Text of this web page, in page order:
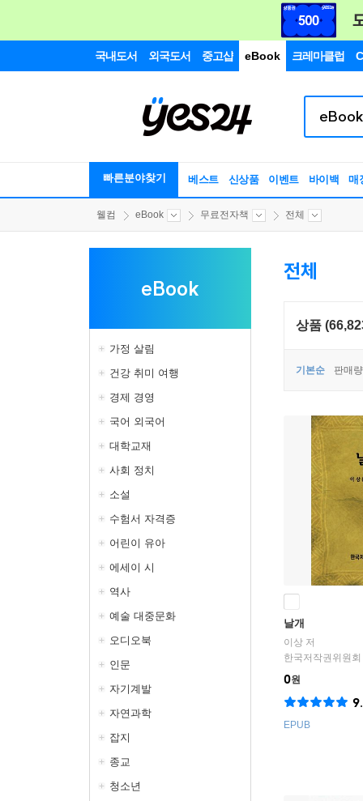
국내도서 외국도서 중고샵 eBook 크레마클럽
빠른분야찾기 베스트 신상품 이벤트 바이백 매
웰컴 eBook 무료전자책 전체
eBook
가정 살림
건강 취미 여행
경제 경영
국어 외국어
대학교재
사회 정치
소설
수험서 자격증
어린이 유아
에세이 시
역사
예술 대중문화
오디오북
인문
자기계발
자연과학
잡지
종교
청소년
전체
상품
기본순 판매
날개
이상 저
한국저작권위원회
0원
EPUB